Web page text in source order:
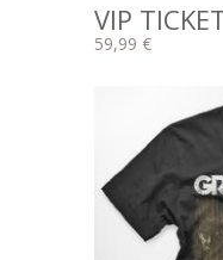
VIP
59,99 €